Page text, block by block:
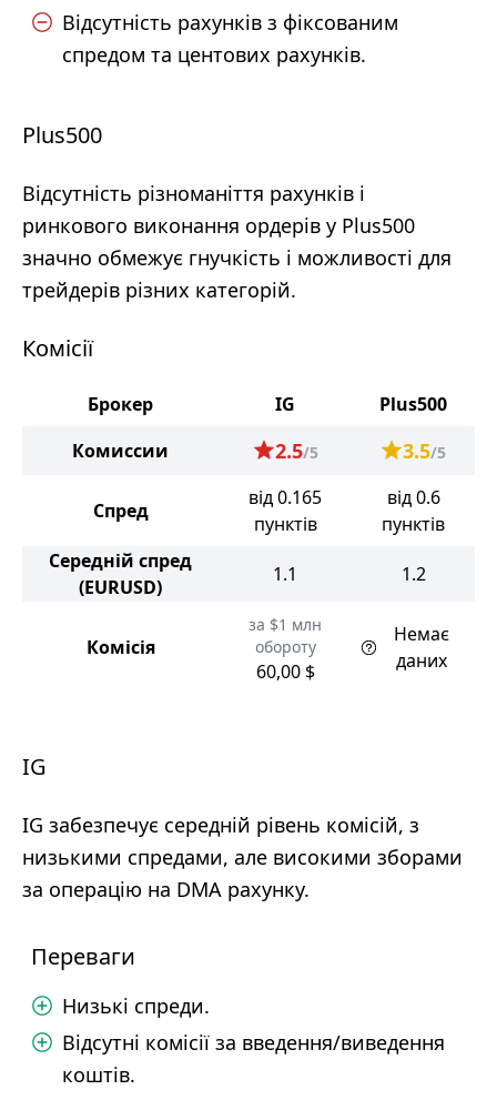
Відсутність рахунків з фіксованим
спредом та центових рахунків.
Plus500
Відсутність різноманіття рахунків і
ринкового виконання ордерів у Plus500
значно обмежує гнучкість і можливості для
трейдерів різних категорій.
Комісії
Брокер IG
Plus500
Комиссии
2.5/5 3.5/5
Спред
від 0.165
пунктів
від 0.6
пунктів
Середній спред
(EURUSD)
1.1 1.2
Комісія
за $1 млн
обороту
60,00 $
Немає
даних
IG
IG забезпечує середній рівень комісій, з
низькими спредами, але високими зборами
за операцію на DMA рахунку.
Переваги
Низькі спреди.
Відсутні комісії за введення/виведення
коштів.